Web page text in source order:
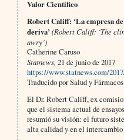
Valor Científico
Robert Califf: ‘La empresa
deriva’(Robert Califf: ‘The
awry’)
Catherine Caruso
Statnews, 21 de junio de 2017
https://www.statnews.com/
Traducido por Salud y Fármacos
El Dr. Robert Califf, ex
que el sistema actual de
resumió su visión: el futuro
alta calidad y en el intercambio